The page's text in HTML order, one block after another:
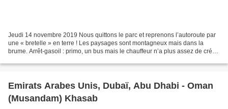
Jeudi 14 novembre 2019 Nous quittons le parc et reprenons l’autoroute par
une « bretelle » en terre ! Les paysages sont montagneux mais dans la
brume. Arrêt-gasoil : primo, un bus mais le chauffeur n’a plus assez de crédit
Emirats Arabes Unis, Dubaï, Abu Dhabi - Oman
(Musandam) Khasab